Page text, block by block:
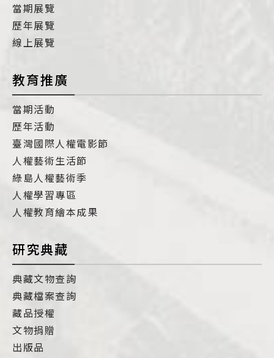
當期展覽
歷年展覽
線上展覽
教育推廣
當期活動
歷年活動
臺灣國際人權電影節
人權藝術生活節
綠島人權藝術季
人權學習專區
人權教育繪本成果
研究典藏
典藏文物查詢
典藏檔案查詢
藏品授權
文物捐贈
出版品